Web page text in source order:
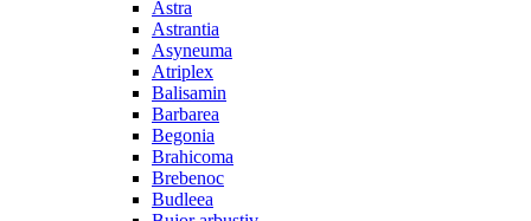
Astra
Astrantia
Asyneuma
Atriplex
Balisamin
Barbarea
Begonia
Brahicoma
Brebenoc
Budleea